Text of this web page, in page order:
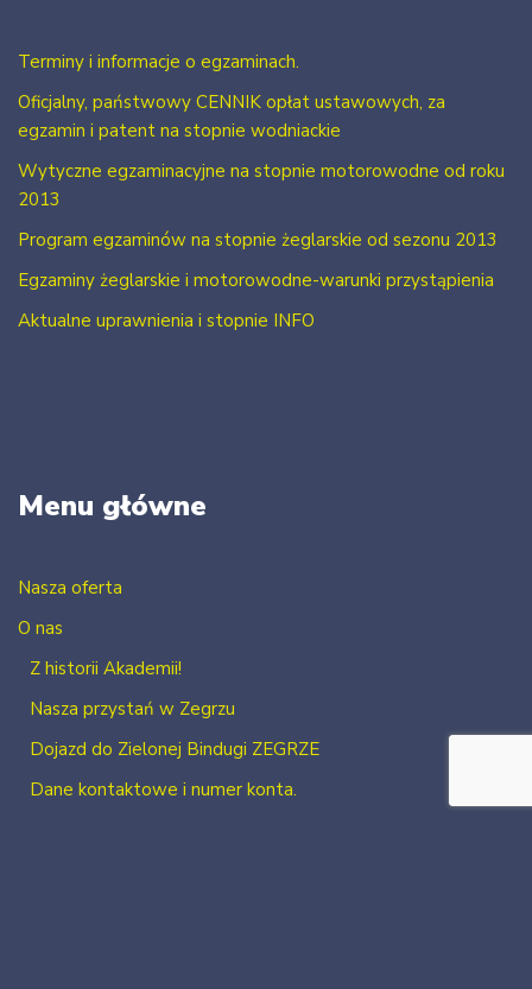
Terminy i informacje o egzaminach.
Oficjalny, państwowy CENNIK opłat ustawowych, za
egzamin i patent na stopnie wodniackie
Wytyczne egzaminacyjne na stopnie motorowodne od roku
2013
Program egzaminów na stopnie żeglarskie od sezonu 2013
Egzaminy żeglarskie i motorowodne-warunki przystąpienia
Aktualne uprawnienia i stopnie INFO
Menu główne
Nasza oferta
O nas
Z historii Akademii!
Nasza przystań w Zegrzu
Dojazd do Zielonej Bindugi ZEGRZE
Dane kontaktowe i numer konta.